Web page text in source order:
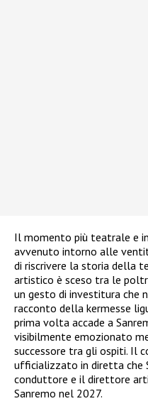
Il momento più teatrale e
avvenuto intorno alle
di riscrivere la storia della
artistico è sceso tra le
un gesto di investitura che
racconto della kermesse
prima volta accade a
visibilmente emozionato
successore tra gli ospiti. Il
ufficializzato in diretta che
conduttore e il direttore
Sanremo nel 2027.